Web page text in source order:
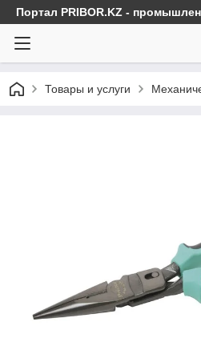
Портал PRIBOR.KZ -
Товары и услуги